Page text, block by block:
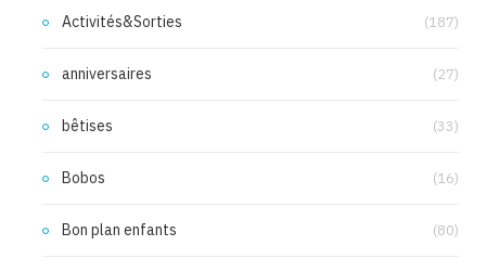
Activités&Sorties (187)
anniversaires (27)
bêtises (33)
Bobos (16)
Bon plan enfants (80)